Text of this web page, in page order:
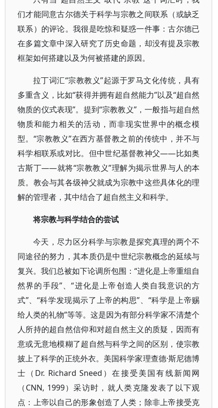
们才能同意古尔德关于科学与宗教之间联系（或缺乏
联系）的评论。我很是吃惊和疑惑一件事：古尔德已
在多篇文章中深入研究了历史命题，却没有提及宗教
框架如何搭建以及为何被搭建的原因。
拉丁词汇“宗教教义”起源于罗马文化传统，具有
多重含义，比如“获得并拥有超自然能力”以及“超自然
物质的仪式表现”。提到“宗教教义”，一般指与超自然
物质和能力相关的活动，而非现实世界中的概念模
型。“宗教教义”在西方基督教之前的传统中，并不与
科学相联系或对比。但中世纪基督教神父——比如奥
古斯丁——就将“宗教教义”理解为揭示世界与人的本
质。教会与其各级神父就成为宗教中这些具体化的理
解的管理者，其中结合了超自然主义和科学。
将宗教与科学结合的尝试
今天，尽力区分科学与宗教是探究真理的两个不
同途径的努力，其本质仍是中世纪宗教概念的延续与
复兴。我们总被如下论调所包围：“进化是上帝重组自
然界的手段”、“进化是上帝创造人类自我意识的方
式”、“科学发现揭示了上帝的构思”、“科学是上帝赐
给人类的礼物”等等。这是因为有部分科学家不清楚个
人所持的超自然信仰和对超自然主义的质疑，因而有
意或无意地模糊了超自然与科学之间的区别，使宗教
披上了科学的正统外衣。美国科学家理查德·斯尼德博
士（Dr. Richard Sneed）在接受美国有线新闻网
（CNN, 1999）采访时，就人类克隆发表了以下观
点：上帝以自己的形象创造了人类；除非上帝接受克